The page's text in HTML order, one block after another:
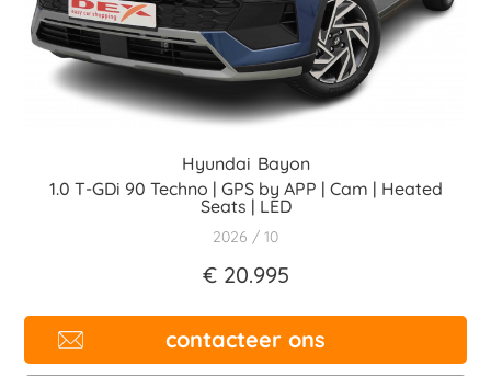
Hyundai Bayon
1.0 T-GDi 90 Techno | GPS by APP | Cam | Heated
Seats | LED
2026 10
€ 20.995
contacteer ons